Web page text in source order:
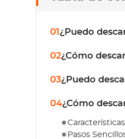
01 ¿Puedo
02¿Cómo
03¿Puedo
04¿Cómo
Pasos